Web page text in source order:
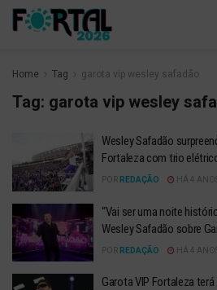
Home Tag garota vip wesley safadão
Tag: garota vip wesley
Wesley Safadão
Fortaleza com trio
POR REDAÇÃO HÁ 4
“Vai ser uma noite
Wesley Safadão sobre
POR REDAÇÃO HÁ 4
Garota VIP Fortaleza